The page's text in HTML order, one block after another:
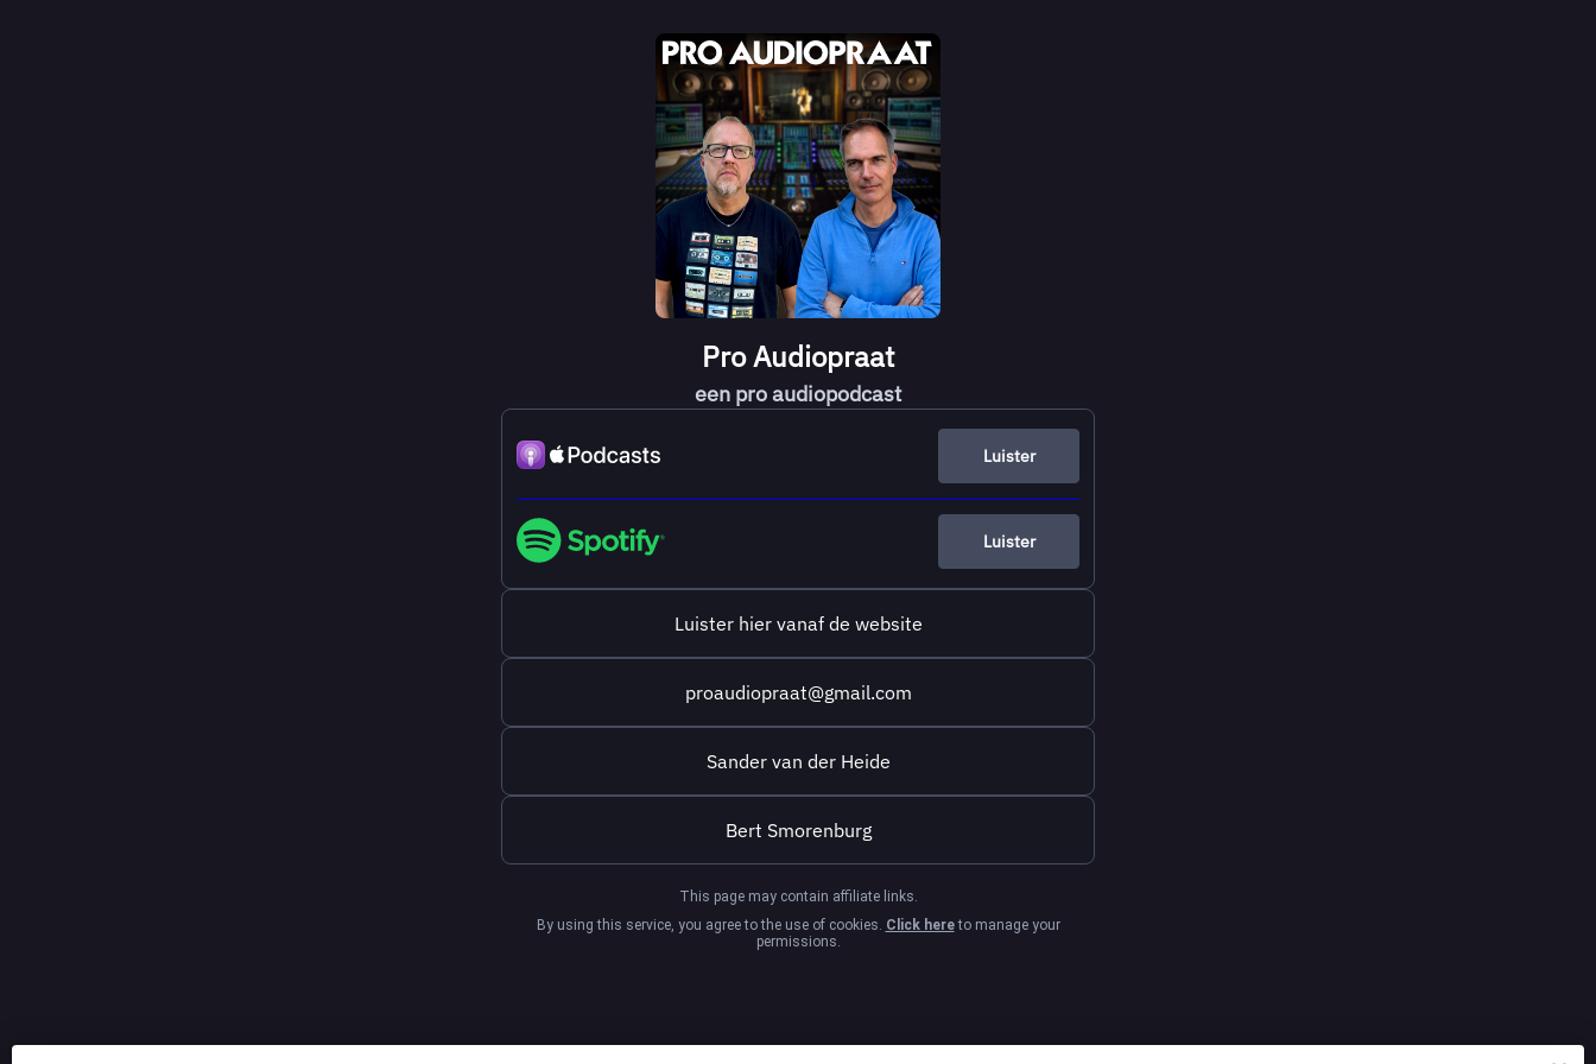
Pro Audiopraat
een pro audiopodcast
Luister
Luister
Luister hier vanaf de website
proaudiopraat@gmail.com
Sander van der Heide
Bert Smorenburg
This page may contain affiliate links.
By using this service, you agree to the use of cookies. Click hereto manage your
permissions.